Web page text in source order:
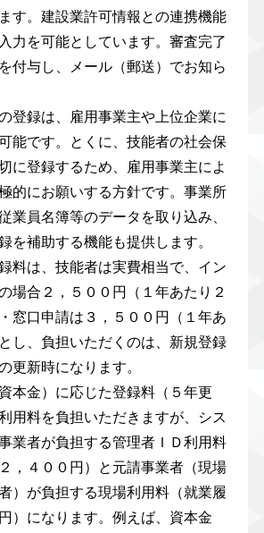
す。建設業許可情報との連携機能
力を可能としています。審査完了
付与し、メール（郵送）でお知ら
登録は、雇用事業主や上位企業に
能です。とくに、技能者の社会保
に登録するため、雇用事業主によ
的にお願いする方針です。事業所
業員名簿等のデータを取り込み、
を補助する機能も提供します。
料は、技能者は実費相当で、イン
場合２，５００円（１年あたり２
窓口申請は３，５００円（１年あ
し、負担いただくのは、新規登録
更新時になります。
本金）に応じた登録料（５年更
用料を負担いただきますが、シス
業者が負担する管理者ＩＤ利用料
，４００円）と元請事業者（現場
）が負担する現場利用料（就業履
）になります。例えば、資本金